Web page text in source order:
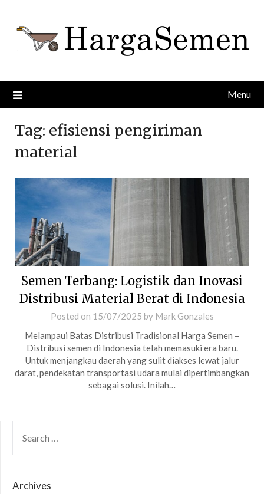
content
Menu
Tag: efisiensi pengiriman
material
Semen Terbang: Logistik dan Inovasi
Distribusi Material Berat di Indonesia
Posted on 15/07/2025 by Mark Gonzales
Melampaui Batas Distribusi Tradisional Harga Semen –
Distribusi semen di Indonesia telah memasuki era baru.
Untuk menjangkau daerah yang sulit diakses lewat jalur
darat, pendekatan transportasi udara mulai dipertimbangkan
sebagai solusi. Inilah…
FOR:
Archives